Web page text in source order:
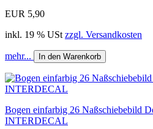
EUR 5,90
inkl. 19 % USt zzgl. Versandkosten
mehr... In den Warenkorb
Bogen einfarbig 26 Naßschiebebild
INTERDECAL